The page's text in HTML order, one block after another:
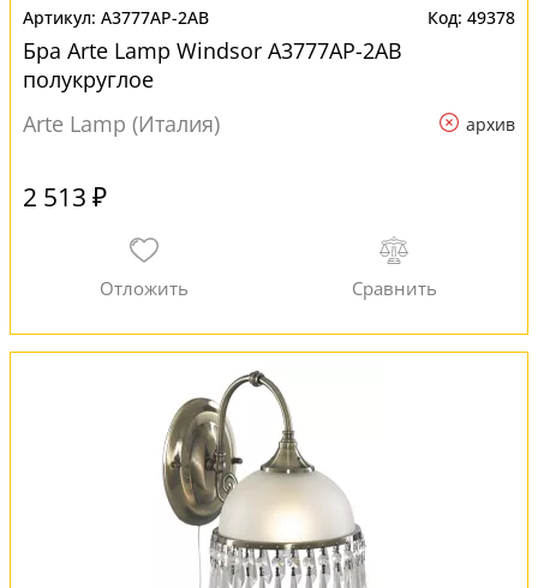
A3777AP-2AB 49378
Бра Arte Lamp Windsor A3777AP-2AB
полукруглое
Arte Lamp (Италия)
архив
2 513 ₽